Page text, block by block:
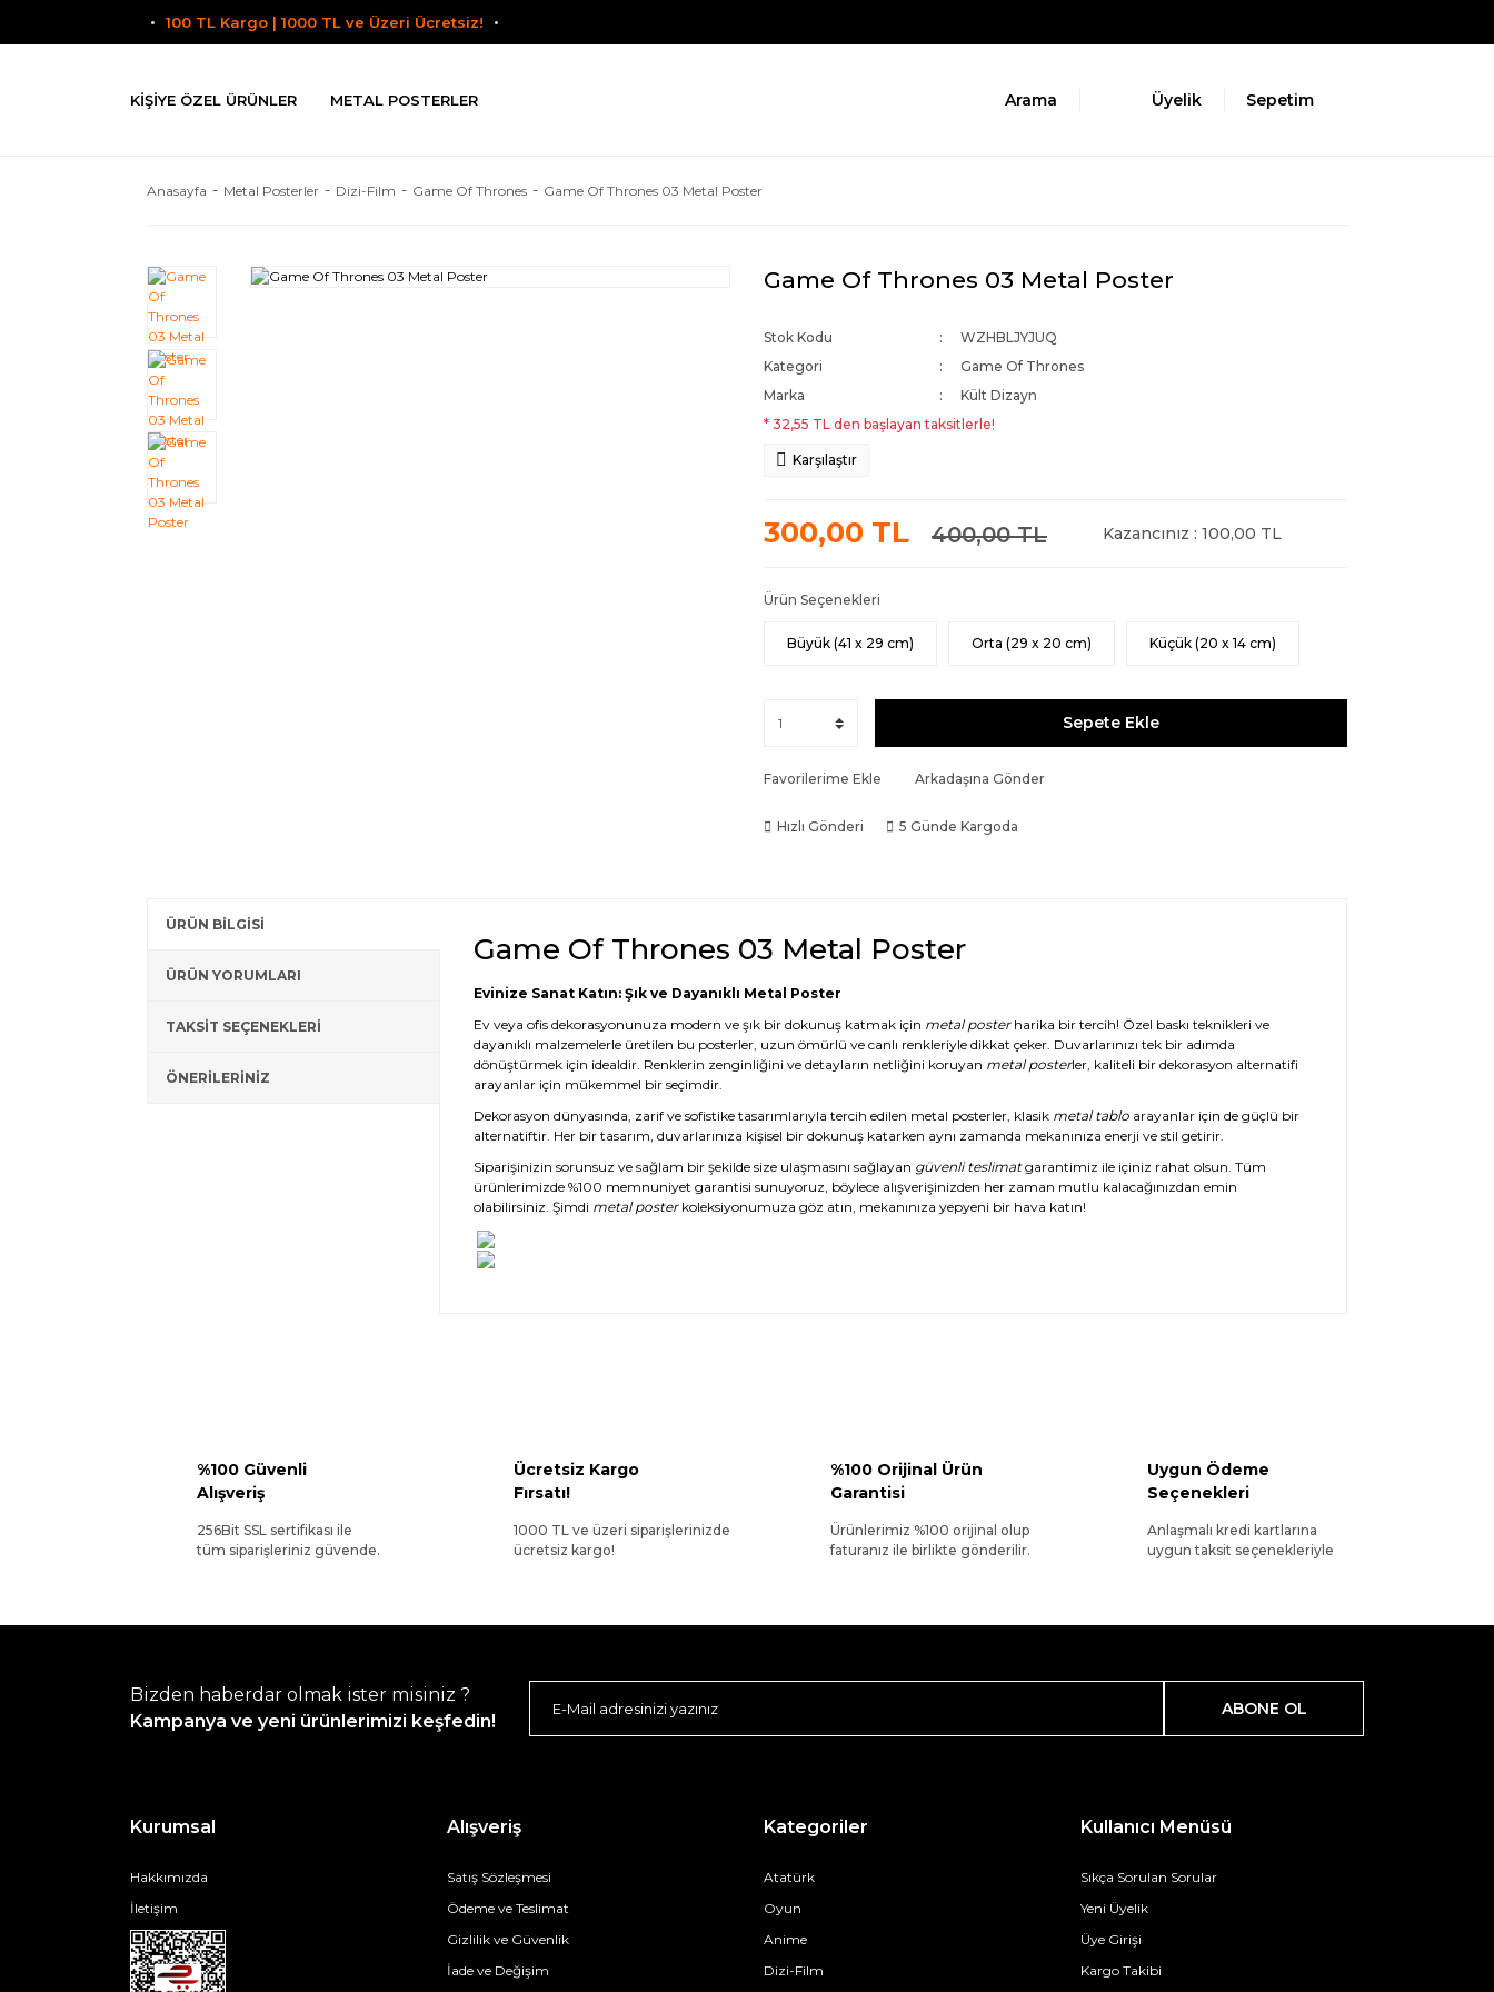
100 TL Kargo | 1000 TL ve Üzeri Ücretsiz!
KIŞIYE ÖZEL ÜRÜNLER METAL POSTERLER Arama Üyelik Sepetim
Anasayfa Metal Posterler Dizi-Film Game Of Thrones Game Of Thrones 03 Metal Poster
Game Of Thrones 03 Metal Poster
Stok Kodu
WZHBLJYJUQ
Kategori
Game Of Thrones
Marka
Kült Dizayn
* 32,55 TL den başlayan taksitlerle!
Karşılaştır
300,00 TL 400,00 TL Kazancınız : 100,00 TL
Ürün Seçenekleri
Büyük (41 x 29 cm) Orta (29 x 20 cm) Küçük (20 x 14 cm)
Sepete Ekle
Favorilerime Ekle Arkadaşına Gönder
Hızlı Gönderi 5 Günde Kargoda
ÜRÜN BİLGİSİ
ÜRÜN YORUMLARI
TAKSİT SEÇENEKLERİ
ÖNERİLERİNİZ
Game Of Thrones 03 Metal Poster
Evinize Sanat Katın: Şık ve Dayanıklı Metal Poster
Ev veya ofis dekorasyonunuza modern ve şık bir dokunuş katmak için metal posterharika bir tercih! Özel baskı teknikleri ve
dayanıklı malzemelerle üretilen bu posterler, uzun ömürlü ve canlı renkleriyle dikkat çeker. Duvarlarınızı tek bir adımda
dönüştürmek için idealdir. Renklerin zenginliğini ve detayların netliğini koruyan metal posterler, kaliteli bir dekorasyon alternatifi
arayanlar için mükemmel bir seçimdir.
Dekorasyon dünyasında, zarif ve sofistike tasarımlarıyla tercih edilen metal posterler, klasik metal tabloarayanlar için de güçlü bir
alternatiftir. Her bir tasarım, duvarlarınıza kişisel bir dokunuş katarken aynı zamanda mekanınıza enerji ve stil getirir.
Siparişinizin sorunsuz ve sağlam bir şekilde size ulaşmasını sağlayan güvenli teslimatgarantimiz ile içiniz rahat olsun. Tüm
ürünlerimizde %100 memnuniyet garantisi sunuyoruz, böylece alışverişinizden her zaman mutlu kalacağınızdan emin
olabilirsiniz. Şimdi metal posterkoleksiyonumuza göz atın, mekanınıza yepyeni bir hava katın!
%100 Güvenli
Alışveriş
256Bit SSL sertifikası ile
tüm siparişleriniz güvende.
Ücretsiz Kargo
Fırsatı!
1000 TL ve üzeri siparişlerinizde
ücretsiz kargo!
%100 Orijinal Ürün
Garantisi
Ürünlerimiz %100 orijinal olup
faturanız ile birlikte gönderilir.
Uygun Ödeme
Seçenekleri
Anlaşmalı kredi kartlarına
uygun taksit seçenekleriyle
Bizden haberdar olmak ister misiniz ?
Kampanya ve yeni ürünlerimizi keşfedin!
ABONE OL
Kurumsal
Hakkımızda
İletişim
Alışveriş
Satış Sözleşmesi
Ödeme ve Teslimat
Gizlilik ve Güvenlik
İade ve Değişim
Kategoriler
Atatürk
Oyun
Anime
Dizi-Film
Kullanıcı Menüsü
Sıkça Sorulan Sorular
Yeni Üyelik
Üye Girişi
Kargo Takibi